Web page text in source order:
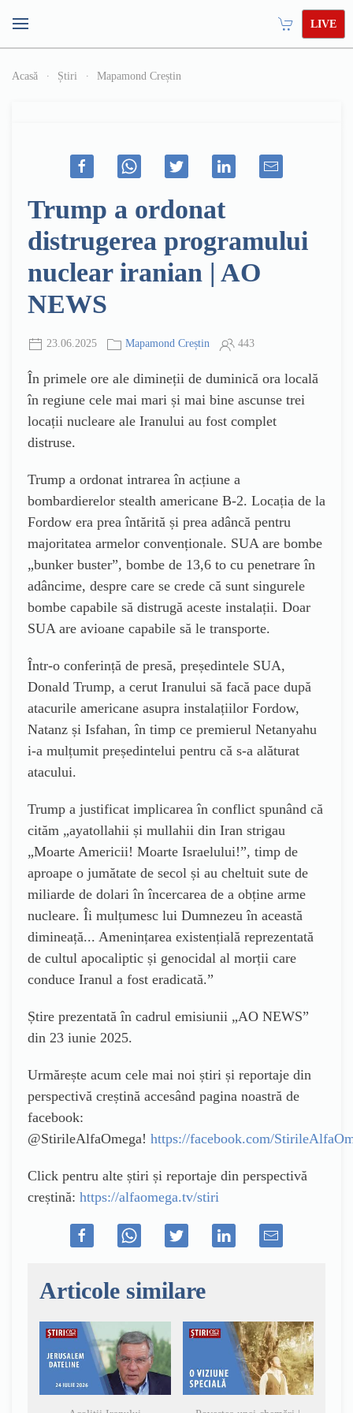
LIVE
Acasă Știri Mapamond Creștin
Trump a ordonat
distrugerea programului
nuclear iranian | AO
NEWS
23.06.2025 Mapamond Creștin 443
În primele ore ale dimineții de duminică ora locală
în regiune cele mai mari și mai bine ascunse trei
locații nucleare ale Iranului au fost complet
distruse.
Trump a ordonat intrarea în acțiune a
bombardierelor stealth americane B-2. Locația de la
Fordow era prea întărită și prea adâncă pentru
majoritatea armelor convenționale. SUA are bombe
„bunker buster”, bombe de 13,6 to cu penetrare în
adâncime, despre care se crede că sunt singurele
bombe capabile să distrugă aceste instalații. Doar
SUA are avioane capabile să le transporte.
Într-o conferință de presă, președintele SUA,
Donald Trump, a cerut Iranului să facă pace după
atacurile americane asupra instalațiilor Fordow,
Natanz și Isfahan, în timp ce premierul Netanyahu
i-a mulțumit președintelui pentru că s-a alăturat
atacului.
Trump a justificat implicarea în conflict spunând că
cităm „ayatollahii și mullahii din Iran strigau
„Moarte Americii! Moarte Israelului!”, timp de
aproape o jumătate de secol și au cheltuit sute de
miliarde de dolari în încercarea de a obține arme
nucleare. Îi mulțumesc lui Dumnezeu în această
dimineață... Amenințarea existențială reprezentată
de cultul apocaliptic și genocidal al morții care
conduce Iranul a fost eradicată.”
Știre prezentată în cadrul emisiunii „AO NEWS”
din 23 iunie 2025.
Urmărește acum cele mai noi știri și reportaje din
perspectivă creștină accesând pagina noastră de
facebook:
@StirileAlfaOmega! https://facebook.com/
Click pentru alte știri și reportaje din perspectivă
creștină: https://alfaomega.tv/stiri
Articole similare